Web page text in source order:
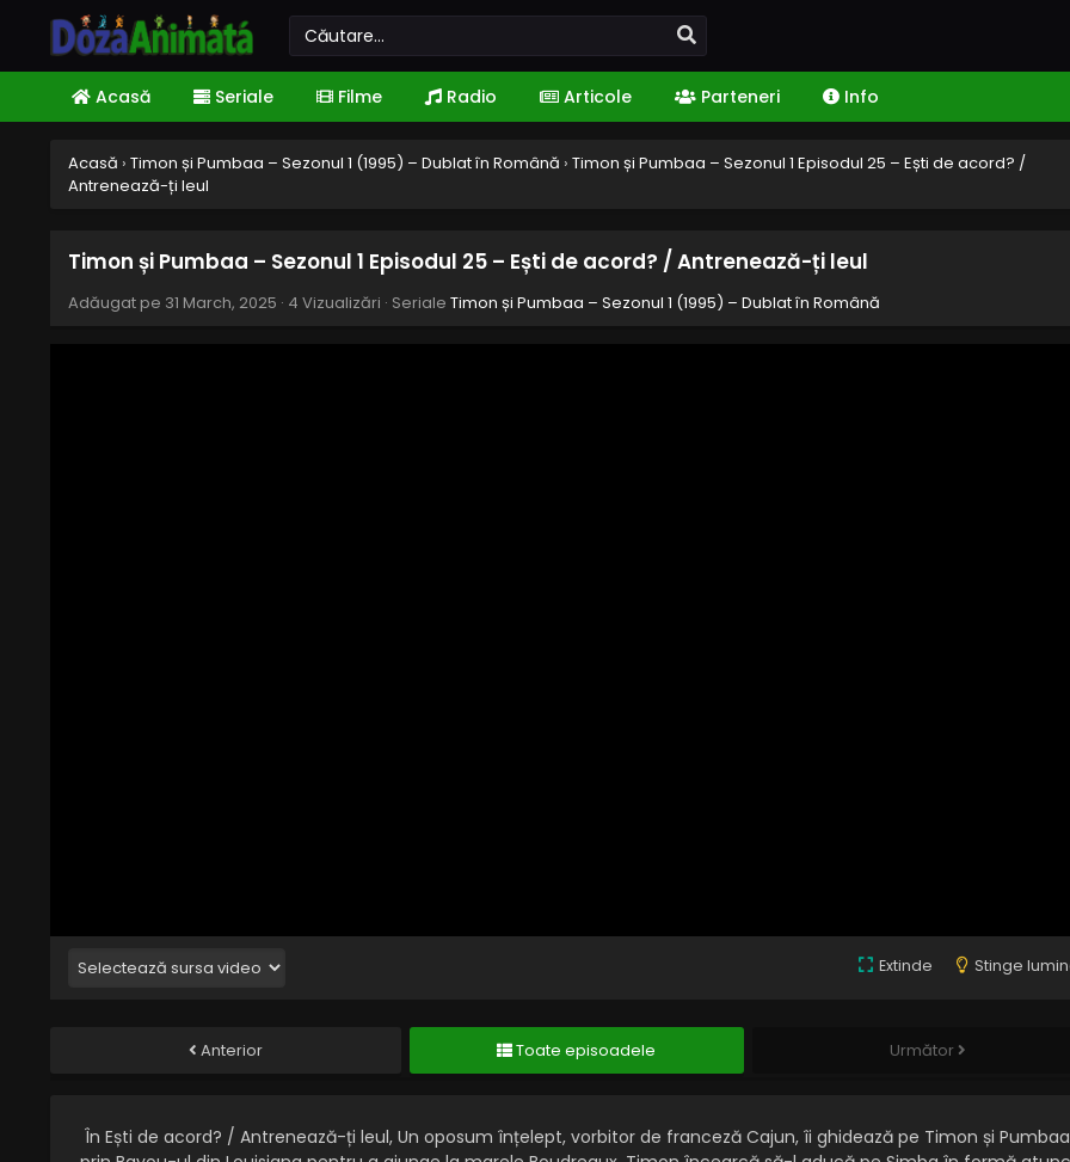
Acasă Seriale Filme Radio Articole Parteneri Info
Acasă › Timon și Pumbaa – Sezonul 1 (1995) – Dublat în Română › Timon și Pumbaa – Sezonul 1 Episodul 25 – Ești de acord? /
Antrenează-ți leul
Timon și Pumbaa – Sezonul 1 Episodul 25 – Ești de acord? / Antrenează-ți leul
Adăugat pe 31 March, 2025 · 4 Vizualizări · Seriale Timon și Pumbaa – Sezonul 1 (1995) – Dublat în Română
Extinde Stinge
Anterior Toate episoadele Următor
În Ești de acord? / Antrenează-ți leul, Un oposum înțelept, vorbitor de franceză Cajun, îi ghidează pe Timon și Pumbaa